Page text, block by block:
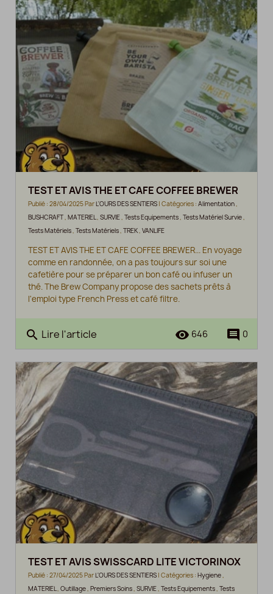
TEST ET AVIS THE ET CAFE COFFEE BREWER
Publié : 28/04/2025 ParL'OURS DES SENTIERS | Catégories : Alimentation,
BUSHCRAFT, MATERIEL, SURVIE, Tests Equipements, Tests Matériel Survie,
Tests Matériels, Tests Matériels, TREK, VANLIFE
TEST ET AVIS THE ET CAFE COFFEE BREWER... En voyage
comme en randonnée, on a pas toujours sur soi une
cafetière pour se préparer un bon café ou infuser un
thé. The Brew Company propose des sachets prêts à
l'emploi type French Press et café filtre.
search Lire l'article comment 0
remove_red_eye 646
TEST ET AVIS SWISSCARD LITE VICTORINOX
Publié : 27/04/2025 ParL'OURS DES SENTIERS | Catégories : Hygiene,
MATERIEL, Outillage, Premiers Soins, SURVIE, Tests Equipements, Tests